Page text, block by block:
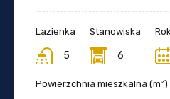
Lazienka
5
Stanowiska
6
Powierzchnia mieszkalna (m²)